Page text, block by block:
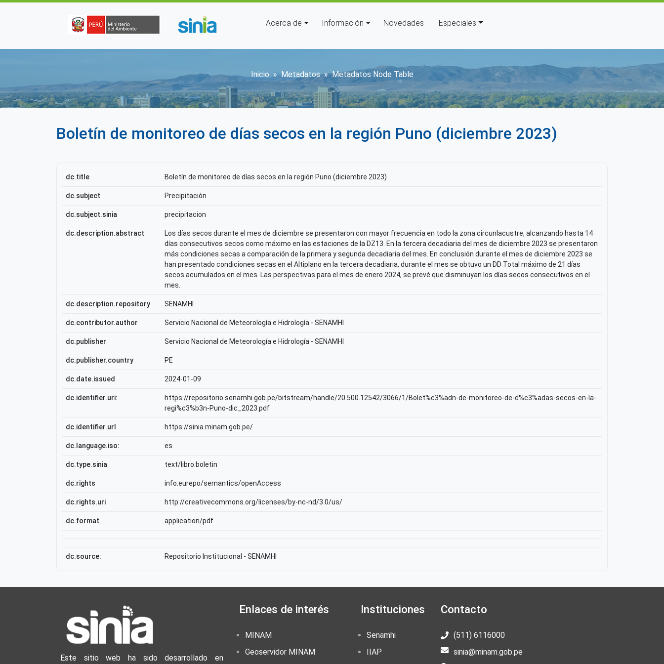
Navegación principal
Acerca de Información Novedades Especiales
Sobrescribir enlaces de ayuda a la navegación
Inicio Metadatos Metadatos Node Table
Boletín de monitoreo de días secos en la región Puno (diciembre 2023)
dc.title Boletín de monitoreo de días secos en la región Puno (diciembre 2023)
dc.subject Precipitación
dc.subject.sinia precipitacion
dc.description.abstract
Los días secos durante el mes de diciembre se presentaron con mayor frecuencia en todo la zona circunlacustre, alcanzando hasta 14
días consecutivos secos como máximo en las estaciones de la DZ13. En la tercera decadiaria del mes de diciembre 2023 se presentaron
más condiciones secas a comparación de la primera y segunda decadiaria del mes. En conclusión durante el mes de diciembre 2023 se
han presentado condiciones secas en el Altiplano en la tercera decadiaria, durante el mes se obtuvo un DD Total máximo de 21 días
secos acumulados en el mes. Las perspectivas para el mes de enero 2024, se prevé que disminuyan los días secos consecutivos en el
mes.
dc.description.repository SENAMHI
dc.contributor.author Servicio Nacional de Meteorología e Hidrología - SENAMHI
dc.publisher Servicio Nacional de Meteorología e Hidrología - SENAMHI
dc.publisher.country PE
dc.date.issued 2024-01-09
dc.identifier.uri:
https://repositorio.senamhi.gob.pe/bitstream/handle/20.500.12542/3066/1/Bolet%c3%adn-de-monitoreo-de-d%c3%adas-secos-en-la-
regi%c3%b3n-Puno-dic_2023.pdf
dc.identifier.url https://sinia.minam.gob.pe/
dc.language.iso: es
dc.type.sinia text/libro.boletin
dc.rights info:eurepo/semantics/openAccess
dc.rights.uri http://creativecommons.org/licenses/by-nc-nd/3.0/us/
dc.format application/pdf
dc.source: Repositorio Institucional - SENAMHI
Este sitio web ha sido desarrollado en
Enlaces de interés
MINAM
Geoservidor MINAM
Instituciones
Senamhi
IIAP
Contacto
(511) 6116000
sinia@minam.gob.pe